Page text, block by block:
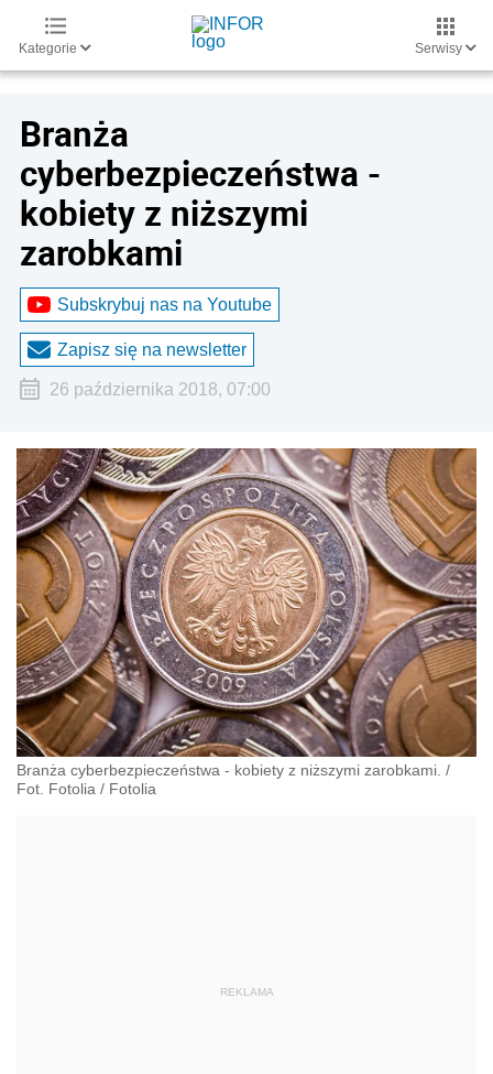
Kategorie Serwisy
Branża
cyberbezpieczeństwa -
kobiety z niższymi
zarobkami
Subskrybuj nas na Youtube
Zapisz się na newsletter
26 października 2018, 07:00
Branża cyberbezpieczeństwa - kobiety z niższymi zarobkami. /
Fot. Fotolia / Fotolia